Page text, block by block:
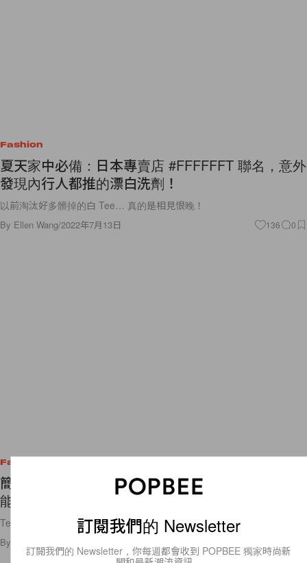
Fashion
夏天家中必備：日本專賣店 #FFFFFFT 聯名，意外
發現內行人都推的漂白洗劑！
以前淘汰好多髒掉的白 Tee… 真的是相見恨晚！
By Ellen Wang/2022年7月13日 136 0
Fashion
簡單俐落才美：Levi's Logo Tee，除了經典款外還
能自由剪裁！
Tee 搭上牛仔褲，美就是這樣不囉唆！😌
By
訂閱我們的 Newsletter
訂閱我們的 Newsletter，你每週都會收到 POPBEE 獨家時尚新